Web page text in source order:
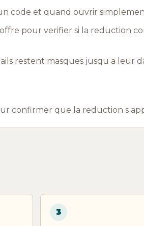
code et quand ouvrir
pour verifier si la reduction
restent masques jusqu a leur
confirmer que la reduction s
3